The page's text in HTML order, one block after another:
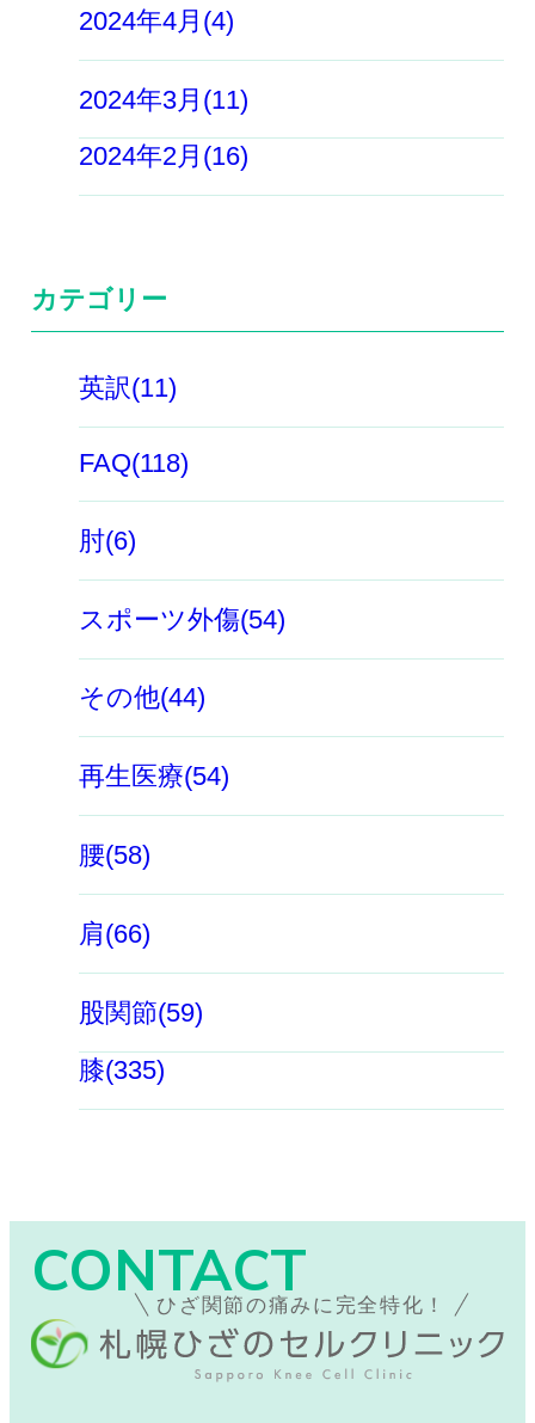
2024年4月(4)
2024年3月(11)
2024年2月(16)
カテゴリー
英訳(11)
FAQ(118)
肘(6)
スポーツ外傷(54)
その他(44)
再生医療(54)
腰(58)
肩(66)
股関節(59)
膝(335)
CONTACT
ひざ関節の痛みに完全特化！